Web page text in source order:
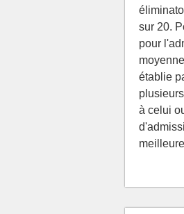
sur 20.
pour
établie
à celui